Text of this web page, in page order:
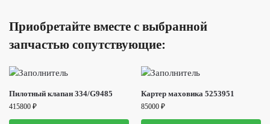
Приобретайте вместе с выбранной
запчастью сопутствующие:
Пилотный клапан 334/G9485
415800 ₽
Картер маховика 5253951
85000 ₽